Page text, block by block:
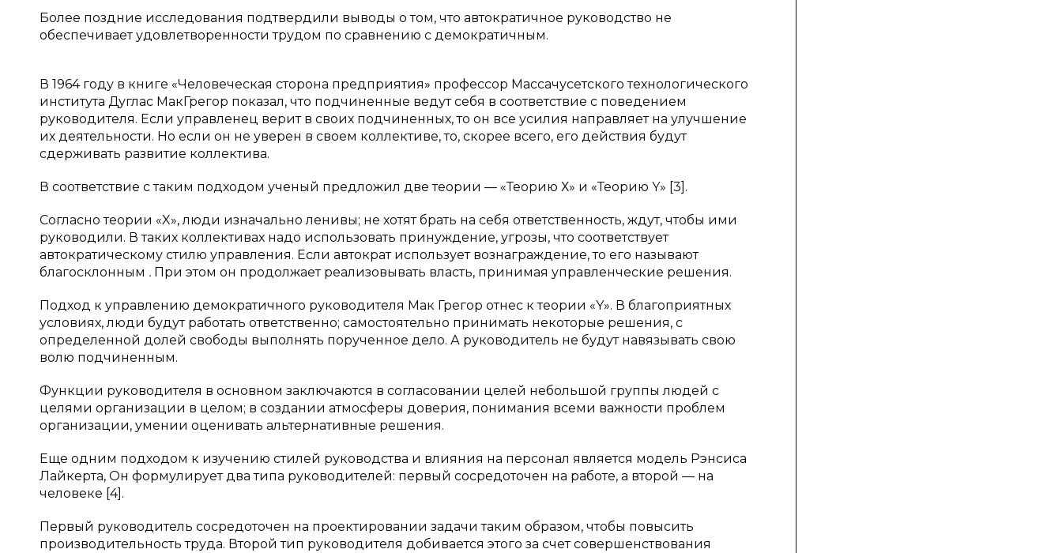
Более поздние исследования подтвердили выводы о том, что автократичное руководство не
обеспечивает удовлетворенности трудом по сравнению с демократичным.
В 1964 году в книге «Человеческая сторона предприятия» профессор Массачусетского технологического
института Дуглас МакГрегор показал, что подчиненные ведут себя в соответствие с поведением
руководителя. Если управленец верит в своих подчиненных, то он все усилия направляет на улучшение
их деятельности. Но если он не уверен в своем коллективе, то, скорее всего, его действия будут
сдерживать развитие коллектива.
В соответствие с таким подходом ученый предложил две теории — «Теорию Х» и «Теорию Y» [3].
Согласно теории «X», люди изначально ленивы; не хотят брать на себя ответственность, ждут, чтобы ими
руководили. В таких коллективах надо использовать принуждение, угрозы, что соответствует
автократическому стилю управления. Если автократ использует вознаграждение, то его называют
благосклонным . При этом он продолжает реализовывать власть, принимая управленческие решения.
Подход к управлению демократичного руководителя Мак Грегор отнес к теории «Y». В благоприятных
условиях, люди будут работать ответственно; самостоятельно принимать некоторые решения, с
определенной долей свободы выполнять порученное дело. А руководитель не будут навязывать свою
волю подчиненным.
Функции руководителя в основном заключаются в согласовании целей небольшой группы людей с
целями организации в целом; в создании атмосферы доверия, понимания всеми важности проблем
организации, умении оценивать альтернативные решения.
Еще одним подходом к изучению стилей руководства и влияния на персонал является модель Рэнсиса
Лайкерта, Он формулирует два типа руководителей: первый сосредоточен на работе, а второй — на
человеке [4].
Первый руководитель сосредоточен на проектировании задачи таким образом, чтобы повысить
производительность труда. Второй тип руководителя добивается этого за счет совершенствования